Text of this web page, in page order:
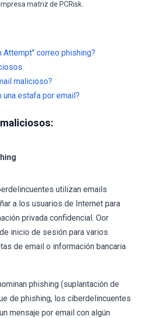
matriz de PCRisk.
Attempt" correo phishing?
malicioso?
una estafa por email?
utilizan emails
a los usuarios de Internet para
privada confidencial. Oor
inicio de sesión para varios
de email o información bancaria
phishing (suplantación de
de phishing, los ciberdelincuentes
mensaje por email con algún